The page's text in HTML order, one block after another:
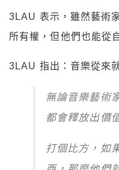
3LAU 表示，雖然藝術
所有權，但他們也能從
3LAU 指出：音樂從來
無論音樂藝術
都會釋放出價
打個比方，如